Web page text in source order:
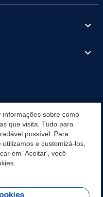
informações sobre como
que visita. Tudo para
possível. Para
e customizá-los,
em 'Aceitar', você